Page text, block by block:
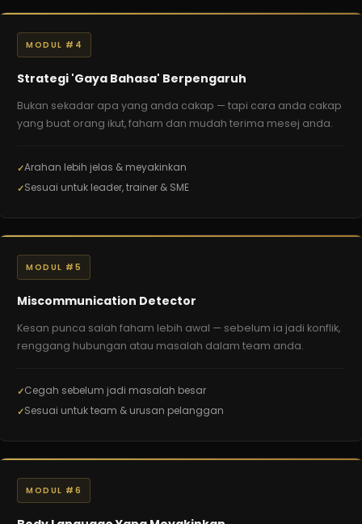
MODUL #4
Strategi 'Gaya Bahasa' Berpengaruh
Bukan sekadar apa yang anda cakap — tapi cara anda cakap
yang buat orang ikut, faham dan mudah terima mesej anda.
Arahan lebih jelas & meyakinkan
Sesuai untuk leader, trainer & SME
MODUL #5
Miscommunication Detector
Kesan punca salah faham lebih awal — sebelum ia jadi konflik,
renggang hubungan atau masalah dalam team anda.
Cegah sebelum jadi masalah besar
Sesuai untuk team & urusan pelanggan
MODUL #6